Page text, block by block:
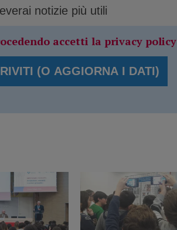
accetti la privacy policy